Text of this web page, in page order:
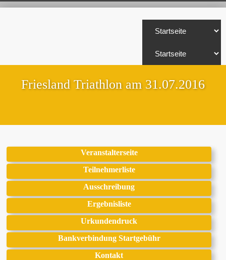
Friesland Triathlon am 31.07.2016
Veranstalterseite
Teilnehmerliste
Ausschreibung
Ergebnisliste
Urkundendruck
Bankverbindung Startgebühr
Kontakt